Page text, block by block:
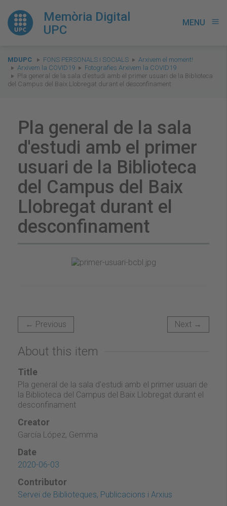
Memòria Digital
UPC
MENU menu
You
are
here:
MDUPC FONS PERSONALS I SOCIALS
Arxivem el moment!
Arxivem la COVID19
Fotografies Arxivem la COVID19
Pla general de la sala d'estudi amb el primer usuari de la Biblioteca
del Campus del Baix Llobregat durant el desconfinament
Pla general de la sala
d'estudi amb el primer
usuari de la Biblioteca
del Campus del Baix
Llobregat durant el
desconfinament
← Previous Next →
About this item
Title
Pla general de la sala d'estudi amb el primer usuari de
la Biblioteca del Campus del Baix Llobregat durant el
desconfinament
Creator
García López, Gemma
Date
2020-06-03
Contributor
Servei de Biblioteques, Publicacions i Arxius